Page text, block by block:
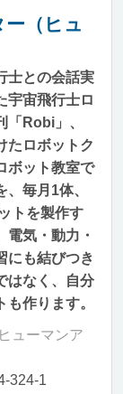
（ヒュ
士との会話実
宇宙飛行士ロ
「Robi」、
たロボットク
ボット教室で
毎月1体、
トを製作す
気・動力・
にも結びつき
はなく、自分
作ります。
ヒューマンア
324-1